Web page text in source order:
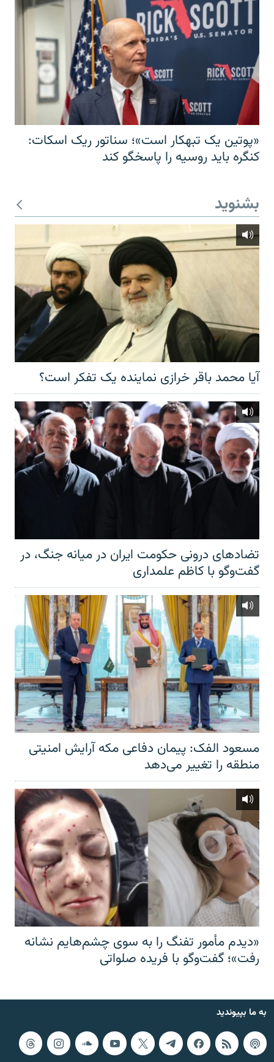
«پوتین یک تبهکار است»؛ سناتور ریک اسکات:
کنگره باید روسیه را پاسخگو کند
بشنوید
آیا محمد باقر خرازی نماینده یک تفکر است؟
تضادهای درونی حکومت ایران در میانه جنگ، در
گفت‌‌وگو با کاظم علمداری
مسعود الفک: پیمان دفاعی مکه آرایش امنیتی
منطقه را تغییر می‌دهد
«دیدم مأمور تفنگ را به سوی چشم‌هایم نشانه
رفت»؛ گفت‌و‌گو با فریده صلواتی
به ما بپیوندید